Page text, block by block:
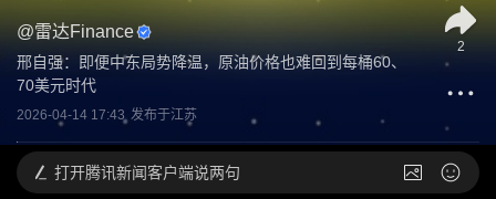
@雷达Finance
邢自强：即便中东局势降温，原油价格也难回到每桶60、
70美元时代
2026-04-14 17:43 发布于江苏
2
打开腾讯新闻客户端说两句